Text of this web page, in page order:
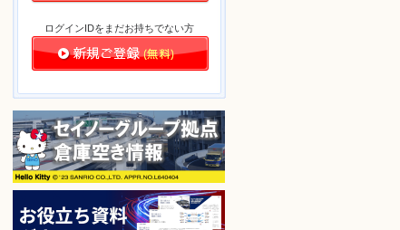
ログインIDをまだお持ちでない方